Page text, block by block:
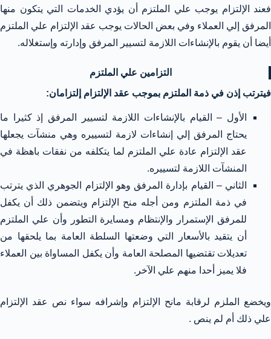
فعند الإلتزام يوجب علي الملتزم أن يؤدي الخدمات التي يتكون منها
المرفق إلي العملاء وفي بعض الحالات يوجب عقد الإلتزام علي الملتزم
أيضا أن يقوم بالإنشاءات اللازمة لتسيير المرفق وإدارته وإستغلاله.
التزامين علي الملتزم
فيترتب إذن في ذمة الملتزم بموجب عقد الإلتزام إلتزامان:
الأول – القيام بالإنشاءات اللازمة لتسيير المرفق إذ كثيرا ما
يحتاج المرفق إلي إنشاءات لازمة لتسييره وهي منشآت يجعلها
عقد الإلتزام عادة علي الملتزم لما يتكلفه من نفقات باهظة في
المنشآت اللازمة لتسييره.
الثاني – القيام بإدارة المرفق وهو الإلتزام الجوهري الذي يترتب
في ذمة الملتزم ومن أجله منح الإلتزام ويتضمن ذلك أن يكفل
للمرفق الإستمرار والإنتظام ومسايرة التطور وأن علي الملتزم
أن يتقيد بالأسعار التي وضعتها السلطة العامة بما يلحقها من
تعديلات تقتضيها المصلحة العامة وأن يكفل المساواة بين العملاء
فلا يميز أحدا منهم علي الآخر.
ويخضع الملزم لرقابة مانح الإلتزام وإشرافه سواء نص عقد الإلتزام
علي ذلك أم لم ينص .